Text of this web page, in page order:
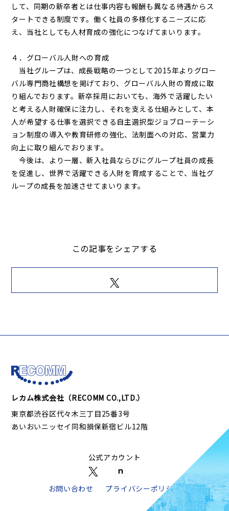
して、同期の新卒者とは仕事内容も報酬も異なる待遇からス
タートできる制度です。働く社員の多様化するニーズに応
え、当社としても人材育成の強化につなげてまいります。
４．グローバル人財への育成
当社グループは、成長戦略の一つとして2015年よりグロー
バル専門商社構想を掲げており、グローバル人財の育成に取
り組んでおります。新卒採用においても、海外で活躍したい
と考える人財確保に注力し、それを支える仕組みとして、本
人が希望する仕事を選択できる自主選択型ジョブローテーシ
ョン制度の導入や教育研修の強化、法制面への対応、営業力
向上に取り組んでおります。
今後は、より一層、新入社員ならびにグループ社員の成長
を促進し、世界で活躍できる人財を育成することで、当社グ
ループの成長を加速させてまいります。
この記事をシェアする
レカム株式会社（RECOMM CO.,LTD.）
東京都渋谷区代々木三丁目25番3号
あいおいニッセイ同和損保新宿ビル12階
公式アカウント
お問い合わせ プライバシーポリシー